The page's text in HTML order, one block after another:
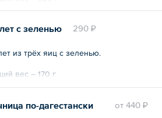
290 ₽
с зеленью
из трёх яиц с зеленью.
вес – 170 г
oт 440 ₽
по-дагестански